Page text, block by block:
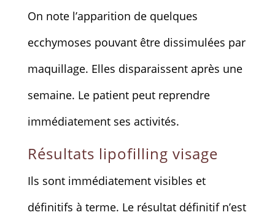
On note l’apparition de quelques
ecchymoses pouvant être dissimulées par
maquillage. Elles disparaissent après une
semaine. Le patient peut reprendre
immédiatement ses activités.
Résultats lipofilling visage
Ils sont immédiatement visibles et
définitifs à terme. Le résultat définitif n’est